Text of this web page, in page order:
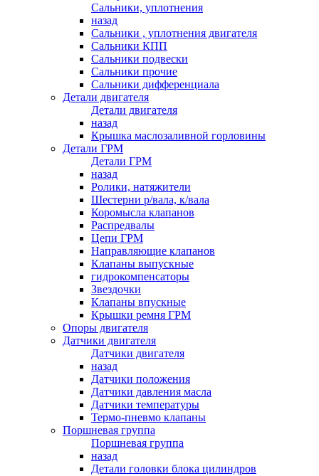
Сальники, уплотнения
назад
Сальники , уплотнения двигателя
Сальники КПП
Сальники подвески
Сальники прочие
Сальники дифференциала
Детали двигателя
Детали двигателя
назад
Крышка маслозаливной горловины
Детали ГРМ
Детали ГРМ
назад
Ролики, натяжители
Шестерни р/вала, к/вала
Коромысла клапанов
Распредвалы
Цепи ГРМ
Направляющие клапанов
Клапаны выпускные
гидрокомпенсаторы
Звездочки
Клапаны впускные
Крышки ремня ГРМ
Опоры двигателя
Датчики двигателя
Датчики двигателя
назад
Датчики положения
Датчики давления масла
Датчики температуры
Термо-пневмо клапаны
Поршневая группа
Поршневая группа
назад
Детали головки блока цилиндров